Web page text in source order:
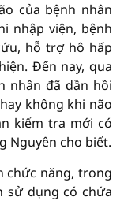
của bệnh nhân
nhập viện, bệnh
hỗ trợ hô hấp
Đến nay, qua
nhân đã dần hồi
không khi não
kiểm tra mới có
Nguyên cho biết.
chức năng, trong
sử dụng có chứa